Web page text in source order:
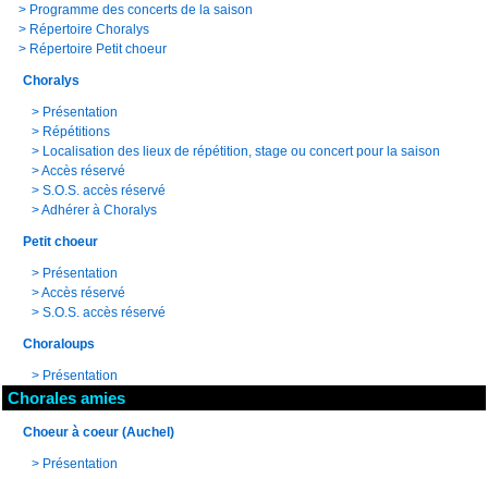
> Programme des concerts de la saison
> Répertoire Choralys
> Répertoire Petit choeur
Choralys
> Présentation
> Répétitions
> Localisation des lieux de répétition, stage ou concert pour la saison
>Accès réservé
> S.O.S. accès réservé
>Adhérer à Choralys
Petit choeur
> Présentation
>Accès réservé
> S.O.S. accès réservé
Choraloups
> Présentation
Chorales amies
Choeur à coeur (Auchel)
> Présentation